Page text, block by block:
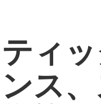
ティ
ス